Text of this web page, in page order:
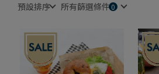
預設排序 所有篩選條件